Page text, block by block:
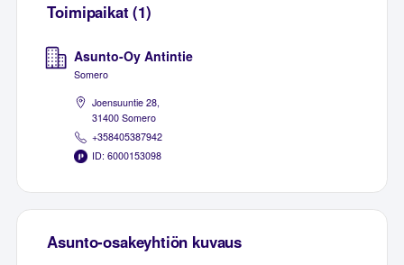
Toimipaikat (1)
Asunto-Oy Antintie
Somero
Joensuuntie 28,
31400 Somero
+358405387942
ID: 6000153098
Asunto-osakeyhtiön kuvaus